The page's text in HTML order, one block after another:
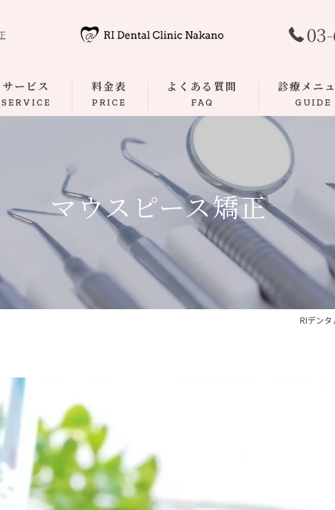
サービス
SERVICE
料金表
PRICE
よくある質問
FAQ
診療メニ
GUIDE
むし歯
根管治療
歯周病
ダイレクトボ
マウスピース
小児歯科
マウスピース矯正
RIデン